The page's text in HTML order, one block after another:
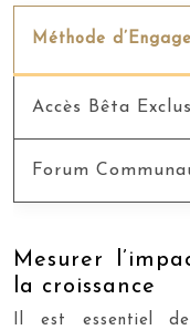
Méthode
Accès Bêta
Forum
Mesurer
la croissance
Il est essentiel